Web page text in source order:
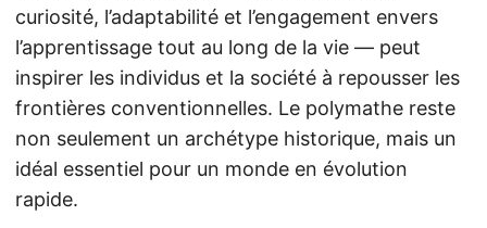
curiosité, l’adaptabilité et l’engagement envers
l’apprentissage tout au long de la vie — peut
inspirer les individus et la société à repousser les
frontières conventionnelles. Le polymathe reste
non seulement un archétype historique, mais un
idéal essentiel pour un monde en évolution
rapide.